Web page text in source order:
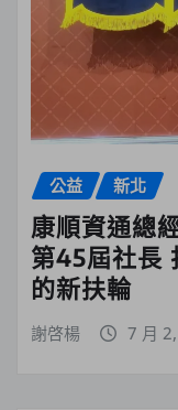
公益 新北
康順資通總
第45屆社長
的新扶輪
謝啓楊 7 月